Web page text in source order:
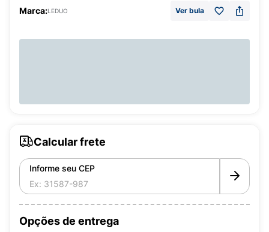
Marca:LEDUO Ver bula
Calcular frete
Informe seu CEP
Opções de entrega